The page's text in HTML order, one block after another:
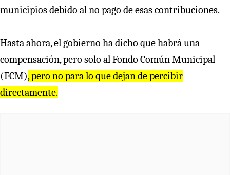
municipios debido al no pago de esas contribuciones.
Hasta ahora, el gobierno ha dicho que habrá una
compensación, pero solo al Fondo Común Municipal
(FCM), pero no para lo que dejan de percibir
directamente.